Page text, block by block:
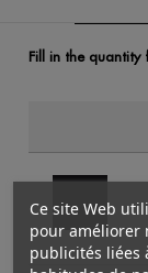
Fill in the quantity
Ce site Web
pour améliorer
publicités liées